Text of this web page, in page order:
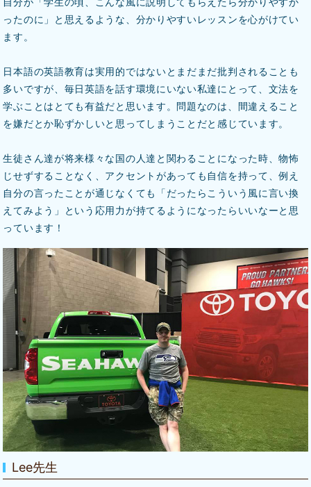
ったのに」と思えるような、分かりやすいレッスンを心がけてい
ます。
日本語の英語教育は実用的ではないとまだまだ批判されることも
多いですが、毎日英語を話す環境にいない私達にとって、文法を
学ぶことはとても有益だと思います。問題なのは、間違えること
を嫌だとか恥ずかしいと思ってしまうことだと感じています。
生徒さん達が将来様々な国の人達と関わることになった時、物怖
じせずすることなく、アクセントがあっても自信を持って、例え
自分の言ったことが通じなくても「だったらこういう風に言い換
えてみよう」という応用力が持てるようになったらいいなーと思
っています！
Lee先生